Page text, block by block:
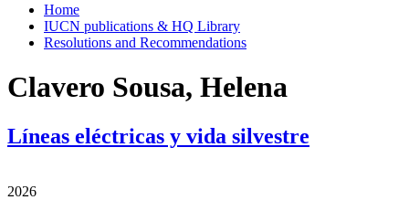
Home
IUCN publications & HQ Library
Resolutions and Recommendations
Clavero Sousa, Helena
Líneas eléctricas y vida silvestre
2026